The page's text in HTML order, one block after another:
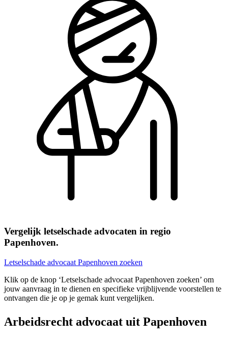
Vergelijk letselschade advocaten in regio
Papenhoven.
Letselschade advocaat Papenhoven zoeken
Klik op de knop ‘Letselschade advocaat Papenhoven zoeken’ om
jouw aanvraag in te dienen en specifieke vrijblijvende voorstellen te
ontvangen die je op je gemak kunt vergelijken.
Arbeidsrecht advocaat uit Papenhoven